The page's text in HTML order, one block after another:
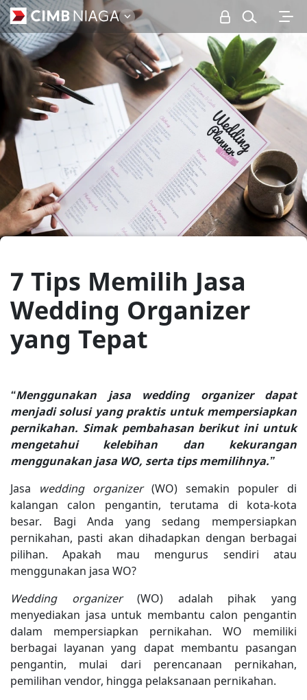
Personal
7 Tips Memilih Jasa
Wedding Organizer
yang Tepat
“Menggunakan jasa wedding organizer dapat
menjadi solusi yang praktis untuk mempersiapkan
pernikahan. Simak pembahasan berikut ini untuk
mengetahui kelebihan dan kekurangan
menggunakan jasa WO, serta tips memilihnya.”
Jasa wedding organizer(WO) semakin populer di
kalangan calon pengantin, terutama di kota-kota
besar. Bagi Anda yang sedang mempersiapkan
pernikahan, pasti akan dihadapkan dengan berbagai
pilihan. Apakah mau mengurus sendiri atau
menggunakan jasa WO?
Wedding organizer(WO) adalah pihak yang
menyediakan jasa untuk membantu calon pengantin
dalam mempersiapkan pernikahan. WO memiliki
berbagai layanan yang dapat membantu pasangan
pengantin, mulai dari perencanaan pernikahan,
pemilihan vendor, hingga pelaksanaan pernikahan.